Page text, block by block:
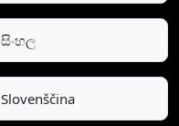
සිංහල
Slovenščina